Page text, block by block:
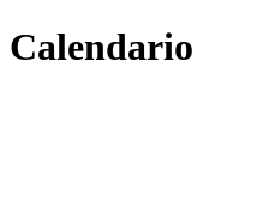
Calendario